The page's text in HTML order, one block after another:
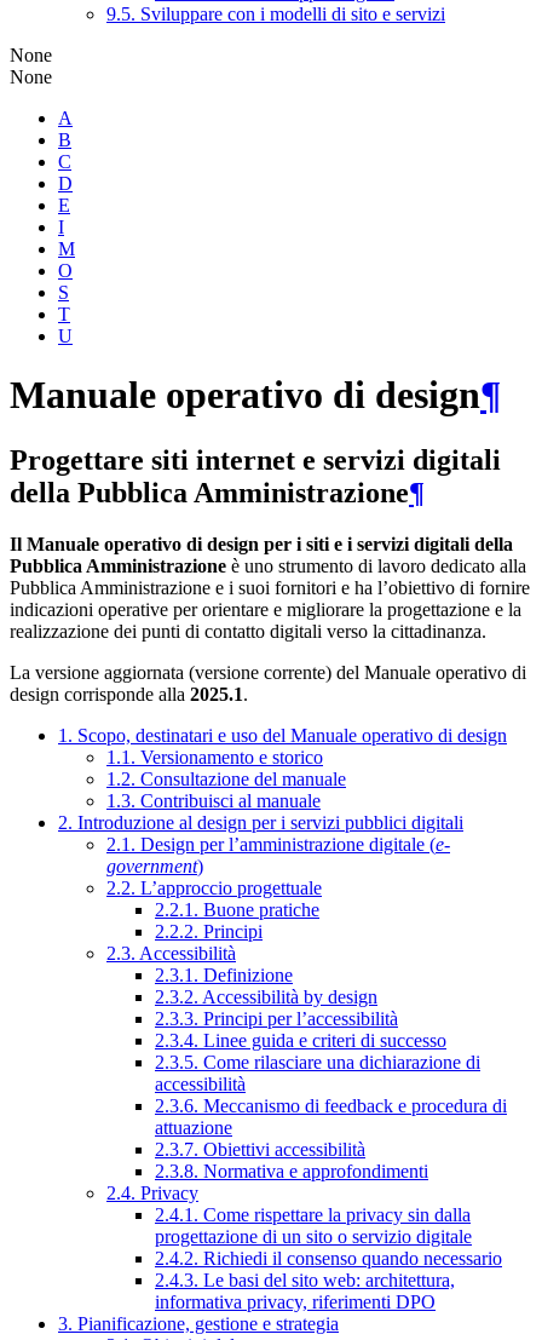
9.5. Sviluppare con i modelli di sito e servizi
None
None
A
B
C
D
E
I
M
O
S
T
U
Manuale operativo di design¶
Progettare siti internet e servizi digitali
della Pubblica Amministrazione¶
Il Manuale operativo di design per i siti e i servizi digitali della
Pubblica Amministrazione è uno strumento di lavoro dedicato alla
Pubblica Amministrazione e i suoi fornitori e ha l’obiettivo di fornire
indicazioni operative per orientare e migliorare la progettazione e la
realizzazione dei punti di contatto digitali verso la cittadinanza.
La versione aggiornata (versione corrente) del Manuale operativo di
design corrisponde alla 2025.1.
1. Scopo, destinatari e uso del Manuale operativo di design
1.1. Versionamento e storico
1.2. Consultazione del manuale
1.3. Contribuisci al manuale
2. Introduzione al design per i servizi pubblici digitali
2.1. Design per l’amministrazione digitale (e-
government)
2.2. L’approccio progettuale
2.2.1. Buone pratiche
2.2.2. Principi
2.3. Accessibilità
2.3.1. Definizione
2.3.2. Accessibilità by design
2.3.3. Principi per l’accessibilità
2.3.4. Linee guida e criteri di successo
2.3.5. Come rilasciare una dichiarazione di
accessibilità
2.3.6. Meccanismo di feedback e procedura di
attuazione
2.3.7. Obiettivi accessibilità
2.3.8. Normativa e approfondimenti
2.4. Privacy
2.4.1. Come rispettare la privacy sin dalla
progettazione di un sito o servizio digitale
2.4.2. Richiedi il consenso quando necessario
2.4.3. Le basi del sito web: architettura,
informativa privacy, riferimenti DPO
3. Pianificazione, gestione e strategia